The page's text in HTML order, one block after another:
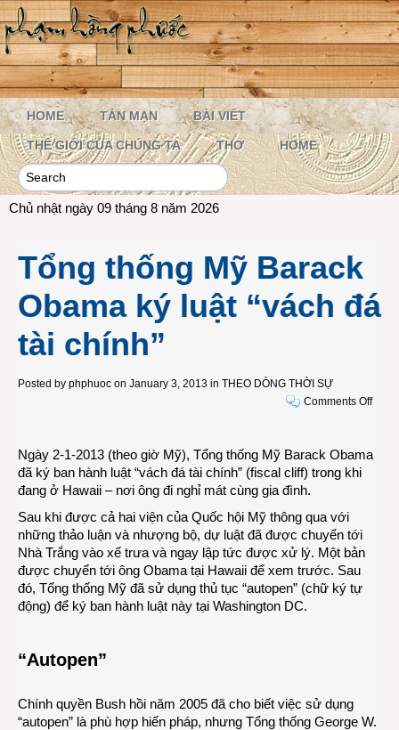
HOME TẢN MẠN BÀI VIẾT
THẾ GIỚI CỦA CHÚNG TA THƠ HOME
Chủ nhật ngày 09 tháng 8 năm 2026
Tổng thống Mỹ Barack
Obama ký luật “vách đá
tài chính”
Posted by phphuoc on January 3, 2013 in THEO DÒNG THỜI SỰ
Comments Offon
Mỹ
Ngày 2-1-2013 (theo giờ Mỹ), Tổng thống Mỹ Barack Obama
đã ký ban hành luật “vách đá tài chính” (fiscal cliff) trong khi
đang ở Hawaii – nơi ông đi nghỉ mát cùng gia đình.
Sau khi được cả hai viện của Quốc hội Mỹ thông qua với
những thảo luận và nhượng bộ, dự luật đã được chuyển tới
Nhà Trắng vào xế trưa và ngay lập tức được xử lý. Một bản
được chuyển tới ông Obama tại Hawaii để xem trước. Sau
đó, Tổng thống Mỹ đã sử dụng thủ tục “autopen” (chữ ký tự
động) để ký ban hành luật này tại Washington DC.
“Autopen”
Chính quyền Bush hồi năm 2005 đã cho biết việc sử dụng
“autopen” là phù hợp hiến pháp, nhưng Tổng thống George W.